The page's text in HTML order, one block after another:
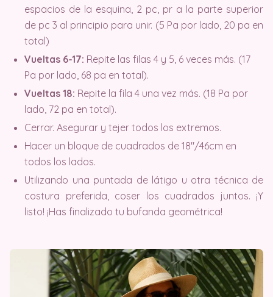
espacios de la esquina, 2 pc, pr a la parte superior
de pc 3 al principio para unir. (5 Pa por lado, 20 pa en
total)
Vueltas 6-17: Repite las filas 4 y 5, 6 veces más. (17
Pa por lado, 68 pa en total).
Vueltas 18: Repite la fila 4 una vez más. (18 Pa por
lado, 72 pa en total).
Cerrar. Asegurar y tejer todos los extremos.
Hacer un bloque de cuadrados de 18″/46cm en
todos los lados.
Utilizando una puntada de látigo u otra técnica de
costura preferida, coser los cuadrados juntos. ¡Y
listo! ¡Has finalizado tu bufanda geométrica!